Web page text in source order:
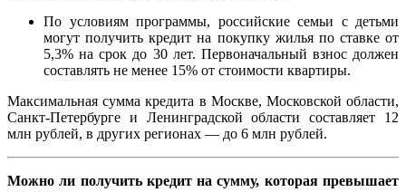
По условиям программы, российские семьи с детьми
могут получить кредит на покупку жилья по ставке от
5,3% на срок до 30 лет. Первоначальный взнос должен
составлять не менее 15% от стоимости квартиры.
Максимальная сумма кредита в Москве, Московской области,
Санкт-Петербурге и Ленинградской области составляет 12
млн рублей, в других регионах — до 6 млн рублей.
Можно ли получить кредит на сумму, которая превышает